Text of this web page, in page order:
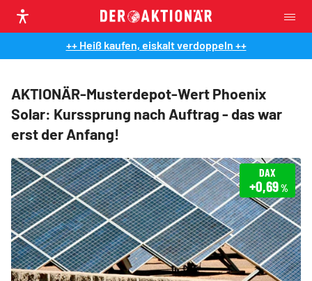
++ Heiß kaufen, eiskalt verdoppeln ++
AKTIONÄR-Musterdepot-Wert Phoenix
Solar: Kurssprung nach Auftrag - das war
erst der Anfang!
DAX
+0,69%